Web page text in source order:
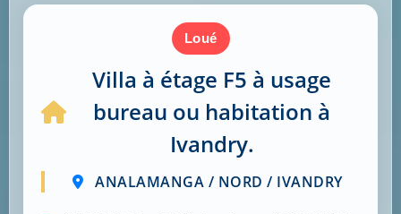
loué
Villa à étage F5 à usage
bureau ou habitation à
Ivandry.
ANALAMANGA / NORD / IVANDRY